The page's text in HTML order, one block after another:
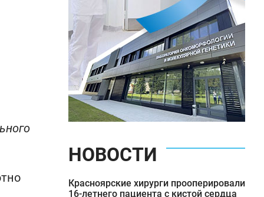
НОВОСТИ
Красноярские хирурги прооперировали
16-летнего пациента с кистой сердца